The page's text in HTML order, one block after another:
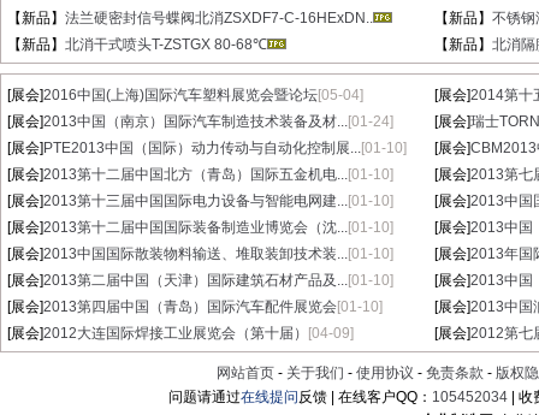
【新品】 法兰硬密封信号蝶阀北消ZSXDF7-C-16HExDN.. 【新品】 不锈钢
【新品】 北消干式喷头T-ZSTGX 80-68℃ 【新品】 北消
[展会]2016中国(上海)国际汽车塑料展览会暨论坛[05-04] [展会]2014第十
[展会]2013中国（南京）国际汽车制造技术装备及材...[01-24] [展会]瑞士
[展会] PTE2013中国（国际）动力传动与自动化控制展...[01-10] [展会]CBM2013
[展会]2013第十二届中国北方（青岛）国际五金机电...[01-10] [展会]2013第七
[展会]2013第十三届中国国际电力设备与智能电网建...[01-10] [展会]2013中国
[展会]2013第十二届中国国际装备制造业博览会（沈...[01-10] [展会]2013中国
[展会]2013中国国际散装物料输送、堆取装卸技术装...[01-10] [展会]2013年国
[展会]2013第二届中国（天津）国际建筑石材产品及...[01-10] [展会]2013中国
[展会]2013第四届中国（青岛）国际汽车配件展览会[01-10] [展会]2013中国
[展会]2012大连国际焊接工业展览会（第十届） [04-09] [展会]2012第七
网站首页 - 关于我们 - 使用协议 - 免责条款 - 版权
问题请通过在线提问反馈 | 在线客户QQ： 105452034 |